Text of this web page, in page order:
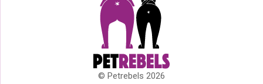
© Petrebels 2026